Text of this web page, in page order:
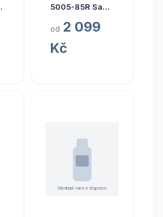
5005-85R Sada
od 2 099
Kč